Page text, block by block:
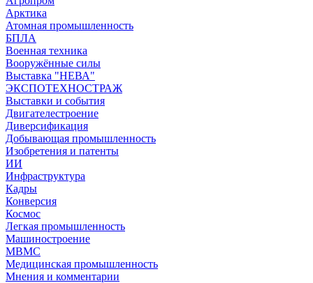
Арктика
Атомная промышленность
БПЛА
Военная техника
Вооружённые силы
Выставка "НЕВА"
ЭКСПОТЕХНОСТРАЖ
Выставки и события
Двигателестроение
Диверсификация
Добывающая промышленность
Изобретения и патенты
ИИ
Инфраструктура
Кадры
Конверсия
Космос
Легкая промышленность
Машиностроение
МВМС
Медицинская промышленность
Мнения и комментарии